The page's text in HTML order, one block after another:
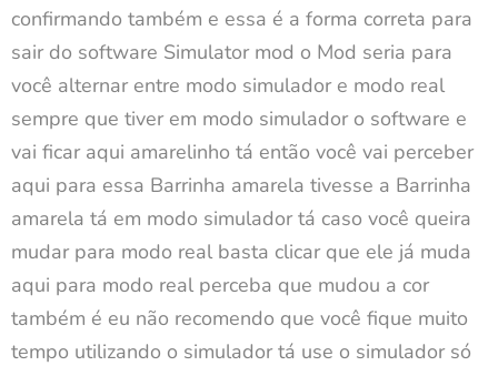
confirmando também e essa é a forma correta para
sair do software Simulator mod o Mod seria para
você alternar entre modo simulador e modo real
sempre que tiver em modo simulador o software e
vai ficar aqui amarelinho tá então você vai perceber
aqui para essa Barrinha amarela tivesse a Barrinha
amarela tá em modo simulador tá caso você queira
mudar para modo real basta clicar que ele já muda
aqui para modo real perceba que mudou a cor
também é eu não recomendo que você fique muito
tempo utilizando o simulador tá use o simulador só